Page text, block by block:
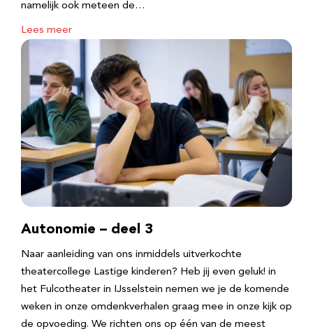
namelijk ook meteen de…
Lees meer
Autonomie – deel 3
Naar aanleiding van ons inmiddels uitverkochte
theatercollege Lastige kinderen? Heb jij even geluk! in
het Fulcotheater in IJsselstein nemen we je de komende
weken in onze omdenkverhalen graag mee in onze kijk op
de opvoeding. We richten ons op één van de meest